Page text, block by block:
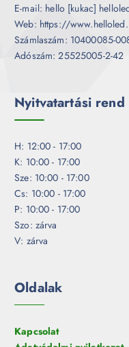
E-mail: hello [kukac]
Web: https://
Számlaszám: 10400085-
Adószám: 25525005-2-42
Nyitvatartási rend
H: 12:00 - 17:00
K: 10:00 - 17:00
Sze: 10:00 - 17:00
Cs: 10:00 - 17:00
P: 10:00 - 17:00
Szo: zárva
V: zárva
Oldalak
Kapcsolat